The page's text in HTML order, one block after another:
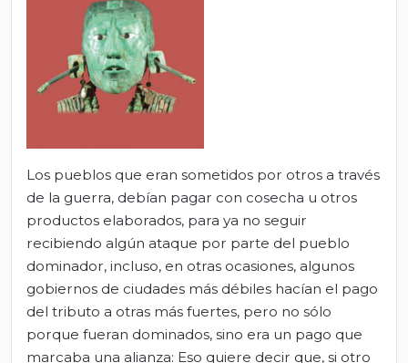
Los pueblos que eran sometidos por otros a través
de la guerra, debían pagar con cosecha u otros
productos elaborados, para ya no seguir
recibiendo algún ataque por parte del pueblo
dominador, incluso, en otras ocasiones, algunos
gobiernos de ciudades más débiles hacían el pago
del tributo a otras más fuertes, pero no sólo
porque fueran dominados, sino era un pago que
marcaba una alianza: Eso quiere decir que, si otro